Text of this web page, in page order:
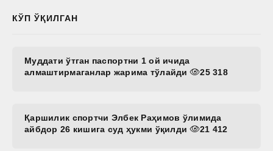
КЎП ЎҚИЛГАН
Муддати ўтган паспортни 1 ой ичида
алмаштирмаганлар жарима тўлайди
25 318
Қаршилик спортчи Элбек Раҳимов ўлимида
айбдор 26 кишига суд ҳукми ўқилди
21 412